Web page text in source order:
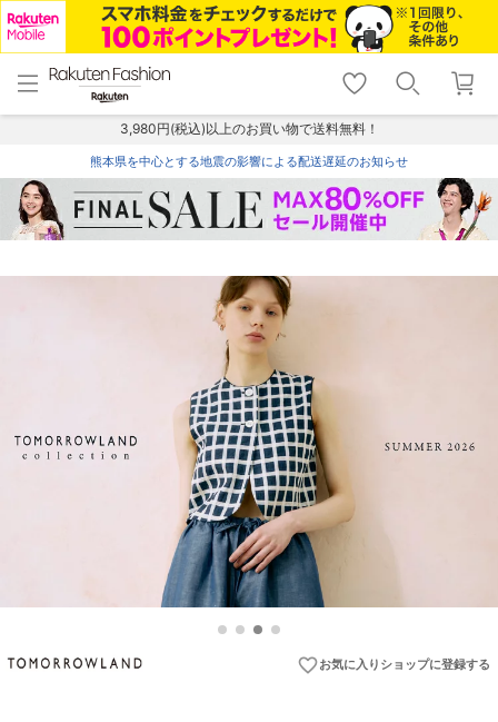
menu home
トップ
shopping_cart lock_outline
ログイン
3,980円(税込)以上のお買い物で送料無料！
熊本県を中心とする地震の影響による配送遅延のお知らせ
favorite_borderお気に入りショップに登録する